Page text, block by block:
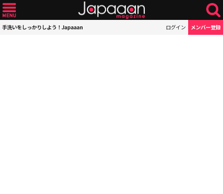
手洗いをしっかりしよう！Japaaan ログイン メンバー登録